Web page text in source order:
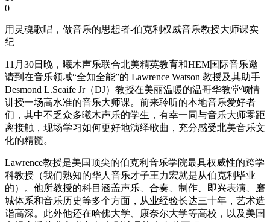
0
用灵魂歌唱，做音乐的思想者-伯克利权威音乐教授大师课实
纪
11月30日晚，曦木声乐联合北美精英教育和HEM国际音乐邀
请到在音乐领域“全知全能”的 Lawrence Watson 教授及其助手
Desmond L.Scaife Jr（DJ）教授在美丽温暖的温哥华教堂倾情
讲授一场高水准的音乐大师课。前来聆听的本地音乐爱好者
们，其中不乏众多曦木声乐的学生，有幸一同与音乐大师零距
离接触，现场学习如何更好地演绎歌曲，充分感受北美音乐文
化的精髓。
Lawrence教授是美国顶尖的伯克利音乐学院最具权威性的跨学
科教授（我们熟知的华人音乐才子王力宏就是从伯克利毕业
的）。他所教授的科目涵盖声乐、合奏、制作、即兴表演、磨
城体系和音乐历史等多个方面，从业经验长达三十年，艺术造
诣高深。此外他还在哈佛大学、康奈尔大学等高校，以及美国